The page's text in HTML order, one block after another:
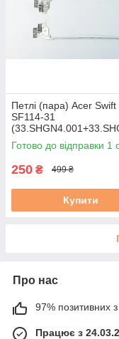
Петлі (пара) Acer Swift
SF114-31
02) бу
Готово до відправки 1
250 ₴ 499 ₴
Купити
Про нас
97% позитивних з
Працює з